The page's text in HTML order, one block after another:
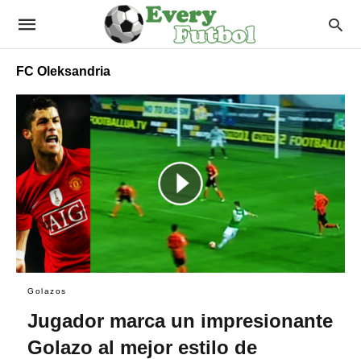
FC Oleksandria
Golazos
Jugador marca un impresionante
Golazo al mejor estilo de